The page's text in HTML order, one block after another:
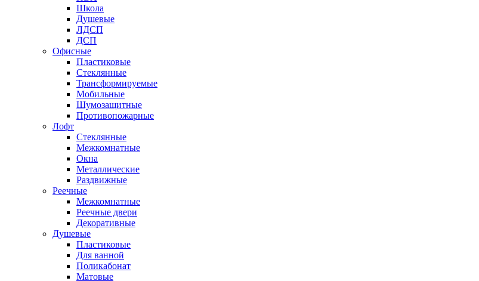
Школа
Душевые
ЛДСП
ДСП
Офисные
Пластиковые
Стеклянные
Трансформируемые
Мобильные
Шумозащитные
Противопожарные
Лофт
Стеклянные
Межкомнатные
Окна
Металлические
Раздвижные
Реечные
Межкомнатные
Реечные двери
Декоративные
Душевые
Пластиковые
Для ванной
Поликабонат
Матовые